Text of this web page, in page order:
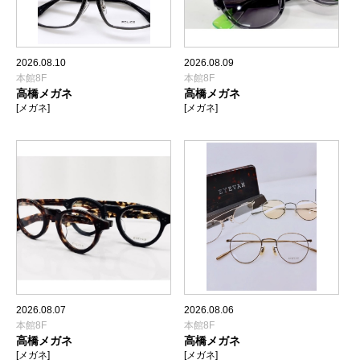
2026.08.10
本館8F
高橋メガネ
[メガネ]
2026.08.09
本館8F
高橋メガネ
[メガネ]
2026.08.07
本館8F
高橋メガネ
[メガネ]
2026.08.06
本館8F
高橋メガネ
[メガネ]